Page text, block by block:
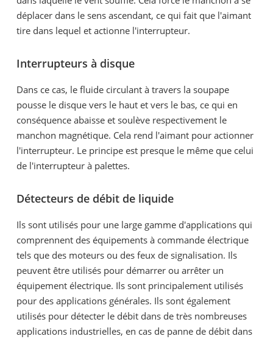
déplacer dans le sens ascendant, ce qui fait que l'aimant
tire dans lequel et actionne l'interrupteur.
Interrupteurs à disque
Dans ce cas, le fluide circulant à travers la soupape
pousse le disque vers le haut et vers le bas, ce qui en
conséquence abaisse et soulève respectivement le
manchon magnétique. Cela rend l'aimant pour actionner
l'interrupteur. Le principe est presque le même que celui
de l'interrupteur à palettes.
Détecteurs de débit de liquide
Ils sont utilisés pour une large gamme d'applications qui
comprennent des équipements à commande électrique
tels que des moteurs ou des feux de signalisation. Ils
peuvent être utilisés pour démarrer ou arrêter un
équipement électrique. Ils sont principalement utilisés
pour des applications générales. Ils sont également
utilisés pour détecter le débit dans de très nombreuses
applications industrielles, en cas de panne de débit dans